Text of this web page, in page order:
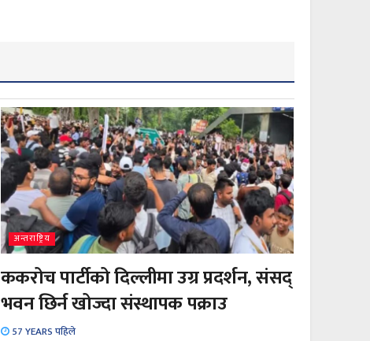
अन्तराष्ट्रिय
ककरोच पार्टीको दिल्लीमा उग्र प्रदर्शन, संसद्
भवन छिर्न खोज्दा संस्थापक पक्राउ
57 YEARS पहिले